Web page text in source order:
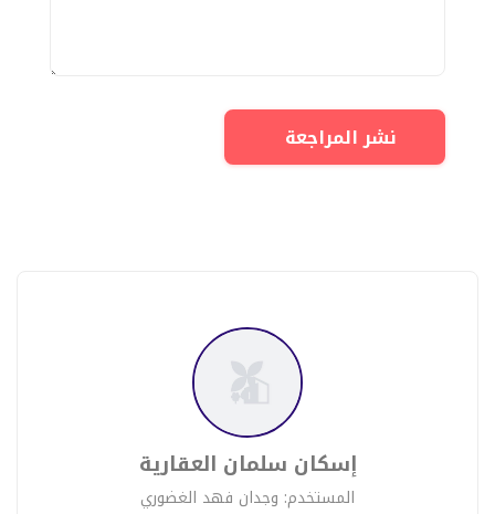
نشر المراجعة
إسكان سلمان العقارية
المستخدم: وجدان فهد الغضوري